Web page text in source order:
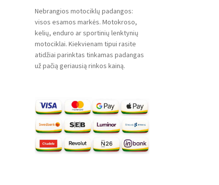
Nebrangios motociklų padangos:
visos esamos markės. Motokroso,
kelių, enduro ar sportinių lenktynių
motociklai. Kiekvienam tipui rasite
atidžiai parinktas tinkamas padangas
už pačią geriausią rinkos kainą.